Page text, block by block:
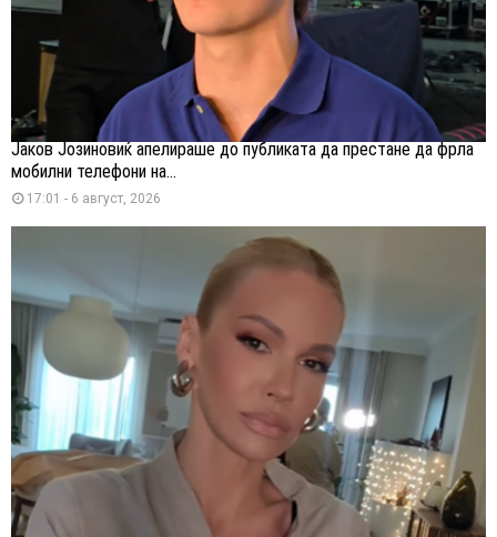
Јаков Јозиновиќ апелираше до публиката да престане да фрла
мобилни телефони на...
17:01 - 6 август, 2026